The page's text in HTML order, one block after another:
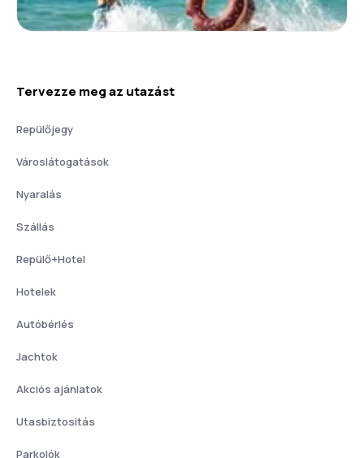
Tervezze meg az utazást
Repülőjegy
Városlátogatások
Nyaralás
Szállás
Repülő+Hotel
Hotelek
Autóbérlés
Jachtok
Akciós ajánlatok
Utasbiztositás
Parkolók